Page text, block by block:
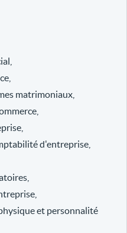
matrimoniaux,
d'entreprise,
et personnalité